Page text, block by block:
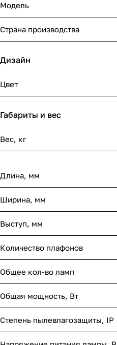
Модель
Страна производства
Дизайн
Цвет
Габариты и вес
Вес, кг
Длина, мм
Ширина, мм
Выступ, мм
Количество плафонов
Общее кол-во ламп
Общая мощность, Вт
Степень пылевлагозащиты, IP